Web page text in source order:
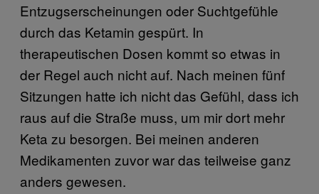
Entzugserscheinungen oder Suchtgefühle
durch das Ketamin gespürt. In
therapeutischen Dosen kommt so etwas in
der Regel auch nicht auf. Nach meinen fünf
Sitzungen hatte ich nicht das Gefühl, dass ich
raus auf die Straße muss, um mir dort mehr
Keta zu besorgen. Bei meinen anderen
Medikamenten zuvor war das teilweise ganz
anders gewesen.